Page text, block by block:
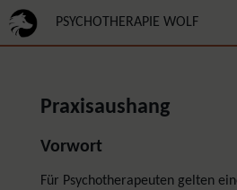
PSYCHOTHERAPIE WOLF
Praxisaushang
Vorwort
Für Psychotherapeuten gelten